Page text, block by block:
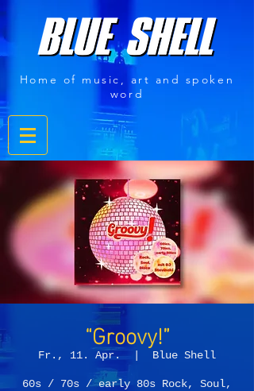
Home of music, art and spoken
word
“Groovy!”
Fr., 11. Apr.
  |
Blue Shell
60s / 70s / early 80s Rock, Soul,